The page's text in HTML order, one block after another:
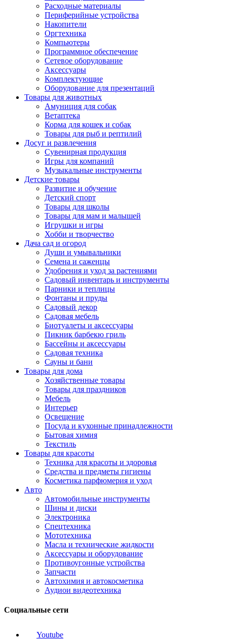
Расходные материалы
Периферийные устройства
Накопители
Оргтехника
Компьютеры
Программное обеспечение
Сетевое оборудование
Аксессуары
Комплектующие
Оборудование для презентаций
Товары для животных
Амуниция для собак
Ветаптека
Корма для кошек и собак
Товары для рыб и рептилий
Досуг и развлечения
Сувенирная продукция
Игры для компаний
Музыкальные инструменты
Детские товары
Развитие и обучение
Детский спорт
Товары для школы
Товары для мам и малышей
Игрушки и игры
Хобби и творчество
Дача сад и огород
Души и умывальники
Семена и саженцы
Удобрения и уход за растениями
Садовый инвентарь и инструменты
Парники и теплицы
Фонтаны и пруды
Садовый декор
Садовая мебель
Биотуалеты и аксессуары
Пикник барбекю гриль
Бассейны и аксессуары
Садовая техника
Сауны и бани
Товары для дома
Хозяйственные товары
Товары для праздников
Мебель
Интерьер
Освещение
Посуда и кухонные принадлежности
Бытовая химия
Текстиль
Товары для красоты
Техника для красоты и здоровья
Средства и предметы гигиены
Косметика парфюмерия и уход
Авто
Автомобильные инструменты
Шины и диски
Электроника
Спецтехника
Мототехника
Масла и технические жидкости
Аксессуары и оборудование
Противоугонные устройства
Запчасти
Автохимия и автокосметика
Аудиои видеотехника
Социальные сети
Youtube